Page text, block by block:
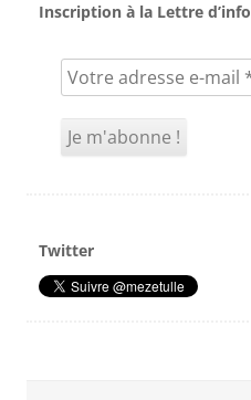
Inscription à la Lettre d’info
Twitter